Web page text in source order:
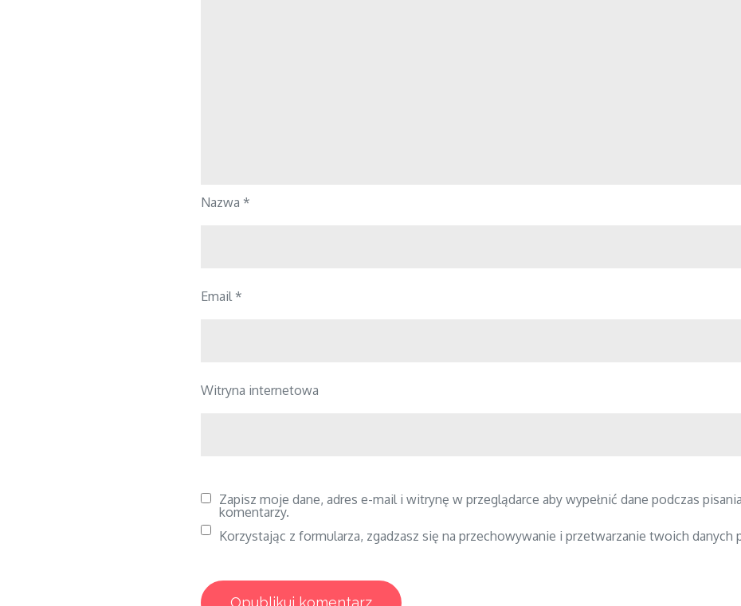
Nazwa *
Email *
Witryna internetowa
Zapisz moje dane, adres e-mail i witrynę w przeglądarce aby wypełnić dane podczas
komentarzy.
Korzystając z formularza, zgadzasz się na przechowywanie i przetwarzanie twoich danych